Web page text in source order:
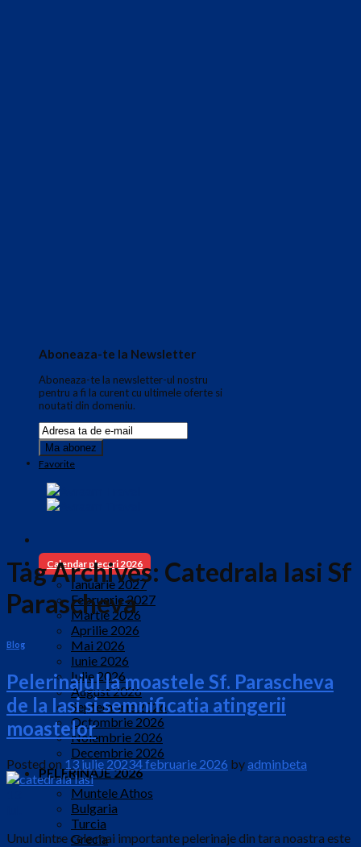
Aboneaza-te la Newsletter
Aboneaza-te la newsletter-ul nostru
pentru a fi la curent cu ultimele oferte si
noutati din domeniu.
Favorite
Calendar plecari 2026
Ianuarie 2027
Februarie 2027
Martie 2026
Aprilie 2026
Mai 2026
Iunie 2026
Iulie 2026
August 2026
Septembrie 2026
Octombrie 2026
Noiembrie 2026
Decembrie 2026
PELERINAJE 2026
Muntele Athos
Bulgaria
Turcia
Grecia
Tag Archives: Catedrala Iasi Sf
Parascheva
Blog
Pelerinajul la moastele Sf. Parascheva
de la Iasi si semnificatia atingerii
moastelor
Posted on 13 iulie 20234 februarie 2026 byadminbeta
Unul dintre cele mai importante pelerinaje din tara noastra este